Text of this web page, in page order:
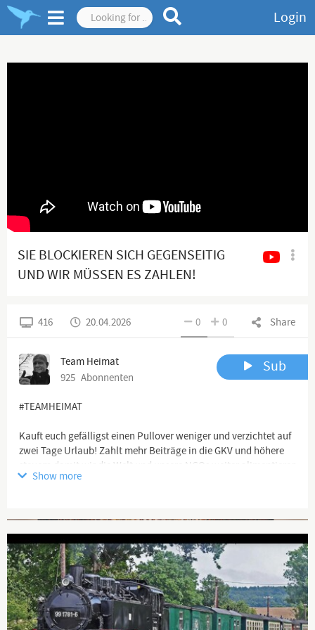
Login
SIE BLOCKIEREN SICH GEGENSEITIG
UND WIR MÜSSEN ES ZAHLEN!
Share
0 0
416 20.04.2026
Team Heimat
925 Abonnenten
Sub
#TEAMHEIMAT
Kauft euch gefälligst einen Pullover weniger und verzichtet auf
zwei Tage Urlaub! Zahlt mehr Beiträge in die GKV und höhere
steuern damit wir die Welt und unsere NGOs weiter alimentieren
können.
Channel description
🖥 YouTube Kanäle:
https://www.youtube.com/channel/UCflu...
Show more